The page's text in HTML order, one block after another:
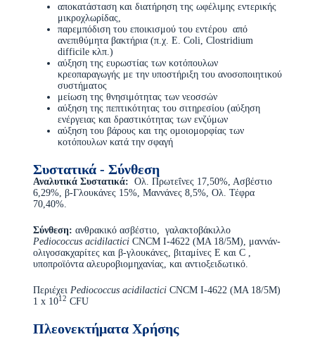
αποκατάσταση και διατήρηση της ωφέλιμης εντερικής
μικροχλωρίδας,
παρεμπόδιση του εποικισμού του εντέρου από
ανεπιθύμητα βακτήρια (π.χ. E. Coli, Clostridium
difficile κλπ.)
αύξηση της ευρωστίας των κοτόπουλων
κρεοπαραγωγής με την υποστήριξη του ανοσοποιητικού
συστήματος
μείωση της θνησιμότητας των νεοσσών
αύξηση της πεπτικότητας του σιτηρεσίου (αύξηση
ενέργειας και δραστικότητας των ενζύμων
αύξηση του βάρους και της ομοιομορφίας των
κοτόπουλων κατά την σφαγή
Συστατικά - Σύνθεση
Αναλυτικά Συστατικά: Ολ. Πρωτεΐνες 17,50%, Ασβέστιο
6,29%, β-Γλουκάνες 15%, Μαννάνες 8,5%, Ολ. Τέφρα
70,40%.
Σύνθεση: ανθρακικό ασβέστιο, γαλακτοβάκιλλο
Pediococcus acidilacticiCNCM I-4622 (MA 18/5M), μαννάν-
ολιγοσακχαρίτες και β-γλουκάνες, βιταμίνες Ε και C ,
υποπροϊόντα αλευροβιομηχανίας, και αντιοξειδωτικό.
Περιέχει Pediococcus acidilacticiCNCM I-4622 (MA 18/5M)
1 x 1012 CFU
Πλεονεκτήματα Χρήσης